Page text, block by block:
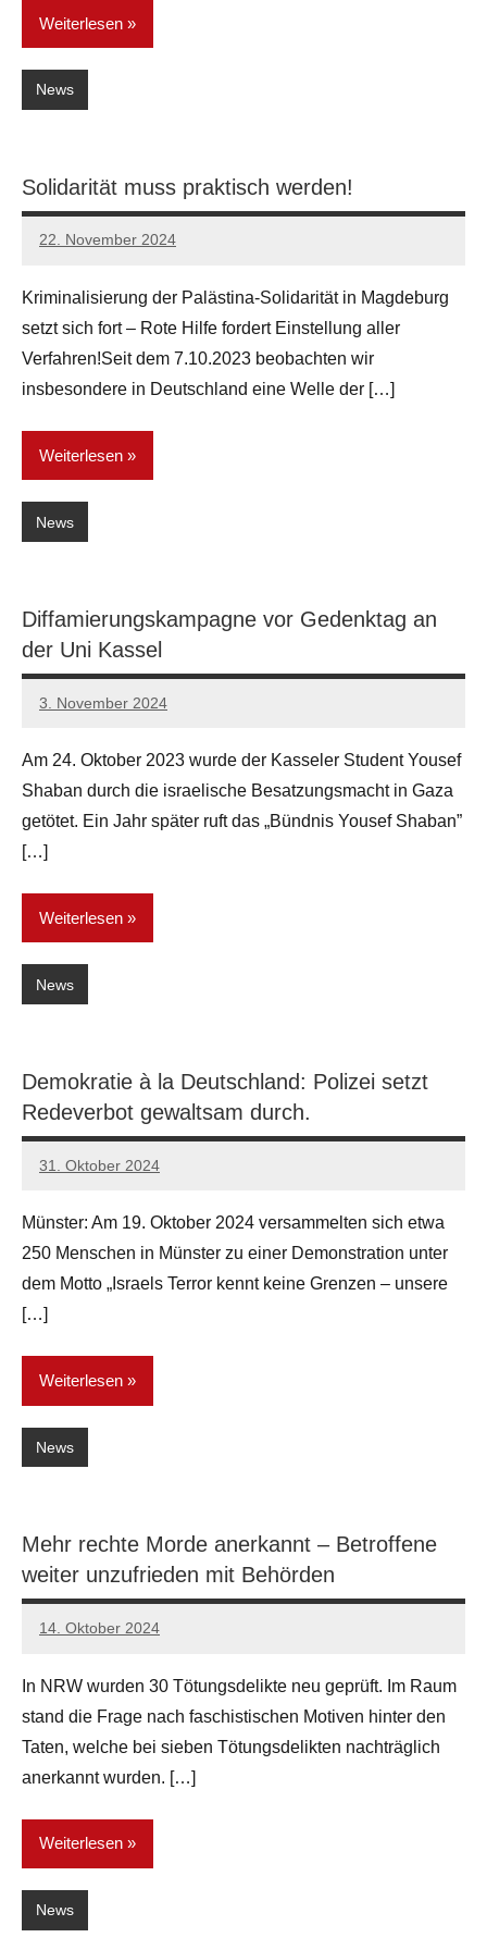
Weiterlesen
News
Solidarität muss praktisch werden!
22. November 2024
network
Kriminalisierung der Palästina-Solidarität in Magdeburg
setzt sich fort – Rote Hilfe fordert Einstellung aller
Verfahren!Seit dem 7.10.2023 beobachten wir
insbesondere in Deutschland eine Welle der […]
Weiterlesen
News
Diffamierungskampagne vor Gedenktag an
der Uni Kassel
3. November 2024
network
Am 24. Oktober 2023 wurde der Kasseler Student Yousef
Shaban durch die israelische Besatzungsmacht in Gaza
getötet. Ein Jahr später ruft das „Bündnis Yousef Shaban”
[…]
Weiterlesen
News
Demokratie à la Deutschland: Polizei setzt
Redeverbot gewaltsam durch.
31. Oktober 2024
network
Münster: Am 19. Oktober 2024 versammelten sich etwa
250 Menschen in Münster zu einer Demonstration unter
dem Motto „Israels Terror kennt keine Grenzen – unsere
[…]
Weiterlesen
News
Mehr rechte Morde anerkannt – Betroffene
weiter unzufrieden mit Behörden
14. Oktober 2024
network
In NRW wurden 30 Tötungsdelikte neu geprüft. Im Raum
stand die Frage nach faschistischen Motiven hinter den
Taten, welche bei sieben Tötungsdelikten nachträglich
anerkannt wurden. […]
Weiterlesen
News